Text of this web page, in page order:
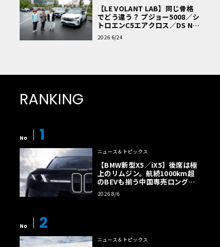
【LE VOLANT LAB】同じ骨格
でどう違う？ プジョー5008／シ
トロエンC5エアクロス／DS Nº4
読者一気乗りレポート
2026 6/24
RANKING
No 1
ニュース＆トピックス
【BMW新型X5／iX5】後席は極
上のリムジン。航続1000km超
のBEVも揃う中国専売ロング仕
様の全貌
2026 8/6
No 2
ニュース＆トピックス